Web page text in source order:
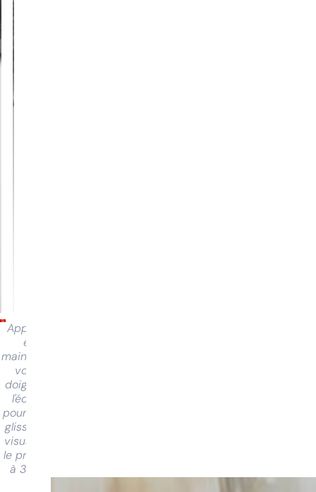
Appuyez
et
maintenez
votre
doigt sur
l'écran
pour faire
glisser et
visualiser
le produit
à 360°